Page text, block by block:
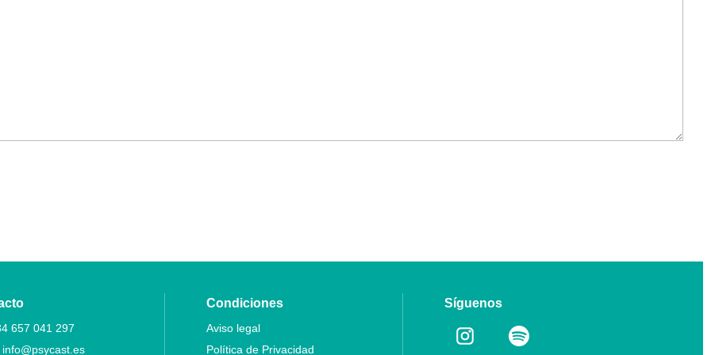
657 041 297
info@psycast.es
Condiciones
Aviso legal
Política de Privacidad
Síguenos